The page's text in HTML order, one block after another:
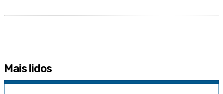
Mais lidos